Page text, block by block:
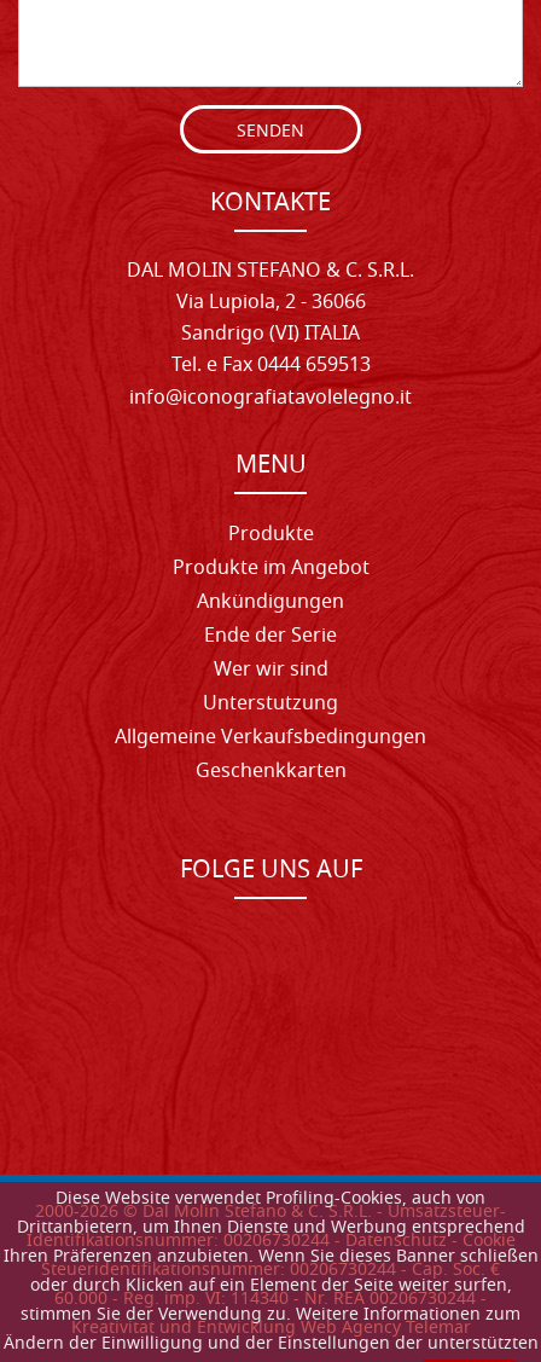
Diese Website verwendet Profiling-Cookies, auch von
Drittanbietern, um Ihnen Dienste und Werbung entsprechend
Ihren Präferenzen anzubieten. Wenn Sie dieses Banner schließen
oder durch Klicken auf ein Element der Seite weiter surfen,
stimmen Sie der Verwendung zu. Weitere Informationen zum
Ändern der Einwilligung und der Einstellungen der unterstützten
SENDEN
KONTAKTE
DAL MOLIN STEFANO & C. S.R.L.
Via Lupiola, 2 - 36066
Sandrigo (VI) ITALIA
Tel. e Fax 0444 659513
info@iconografiatavolelegno.it
MENU
Produkte
Produkte im Angebot
Ankündigungen
Ende der Serie
Wer wir sind
Unterstutzung
Allgemeine Verkaufsbedingungen
Geschenkkarten
FOLGE UNS AUF
2000-2026© Dal Molin Stefano & C. S.R.L. - Umsatzsteuer-
Identifikationsnummer: 00206730244 -Datenschutz-Cookie
Steueridentifikationsnummer: 00206730244 - Cap. Soc. €
60.000 - Reg. imp. VI: 114340 - Nr. REA 00206730244 -
Kreativitat und Entwicklung Web Agency Telemar